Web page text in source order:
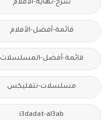
شرح-نهاية-الأفلام
قائمة-أفضل-الأفلام
قائمة-أفضل-المسلسلات
مسلسلات-نتفليكس
i3dadat-al3ab